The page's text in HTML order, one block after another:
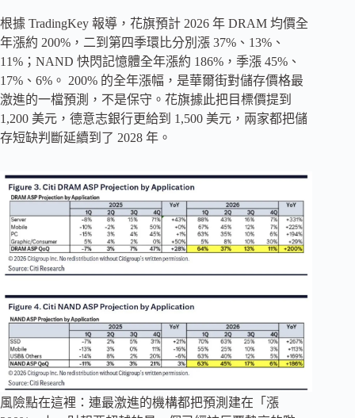
根據 TradingKey 報導，花旗預計 2026 年 DRAM 均價全
年漲約 200%，二到第四季環比分別漲 37%、13%、
11%；NAND 快閃記憶體全年漲約 186%，季漲 45%、
17%、6%。 200% 的全年漲幅，是華爾街對儲存價格最
激進的一檔預測，不是保守。花旗據此把目標價提到
1,200 美元，德意志銀行更給到 1,500 美元，兩家都把儲
存短缺判斷延續到了 2028 年。
風險點在這裡：連最激進的機構都把預測建在「漲